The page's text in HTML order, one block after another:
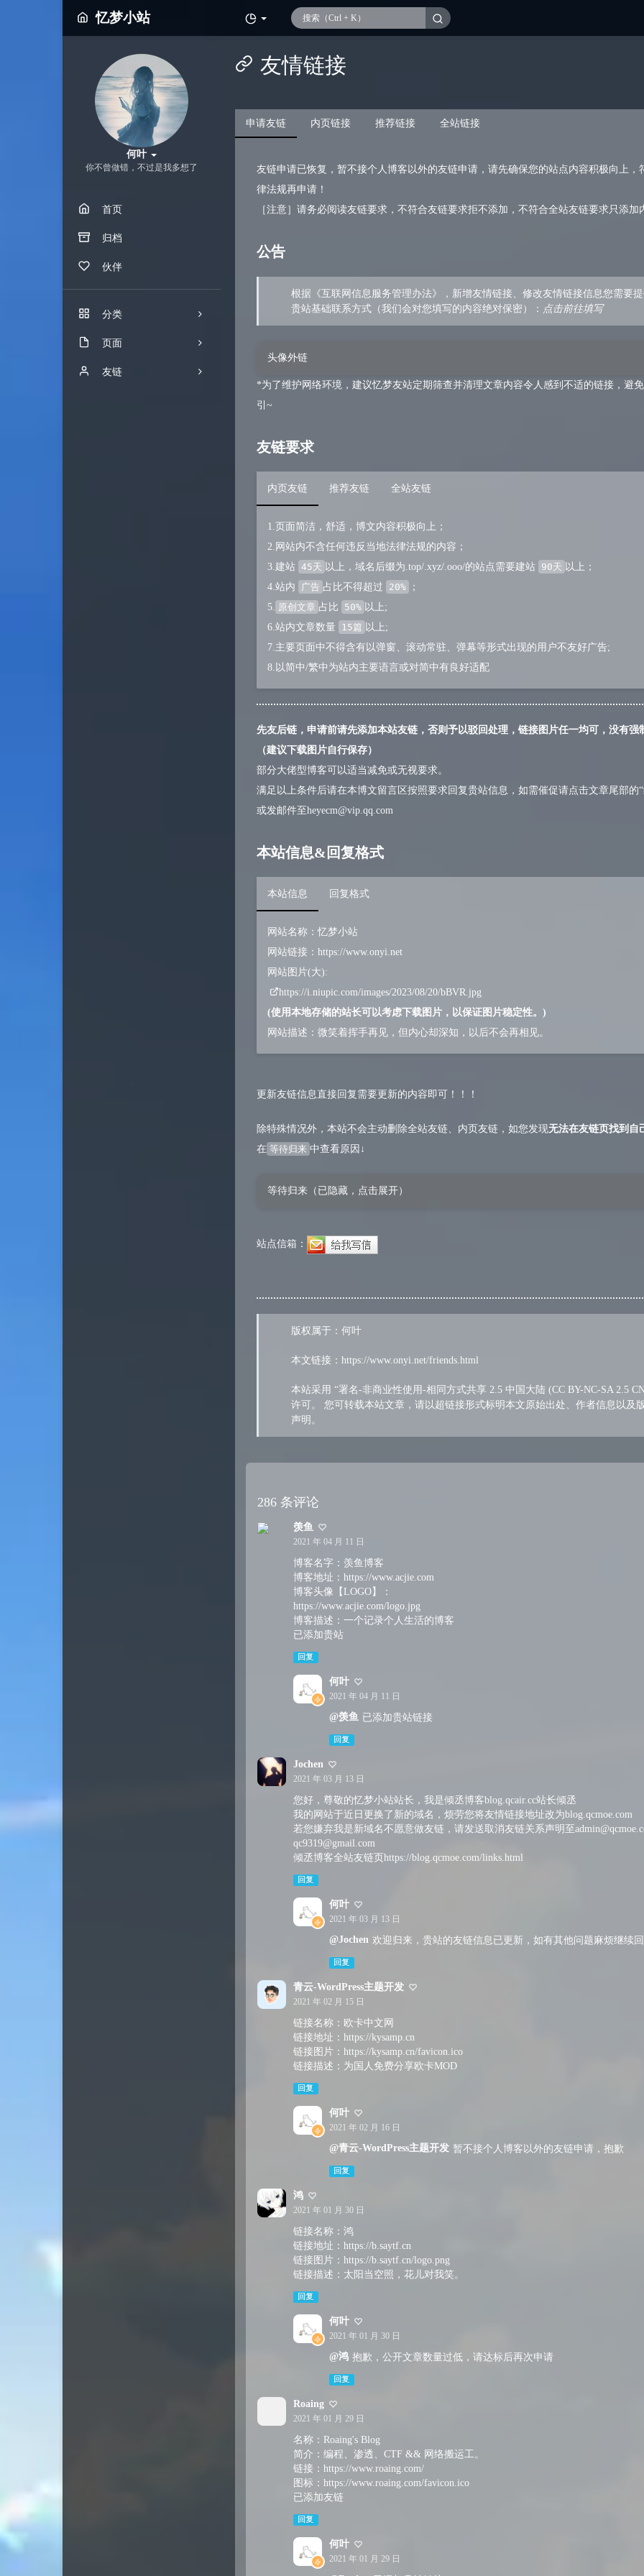
忆梦小站
何叶
你不曾做错，不过是我多想了
首页
归档
伙伴
分类
3
20
页面
时光机
友链
友情链接
申请友链 内页链接 推荐链接 全站链接
友链申请已恢复，暂不接个人博客以外的友链申请，请先确保您的站点内容积极向上，
律法规再申请！
［注意］请务必阅读友链要求，不符合友链要求拒不添加，不符合全站友链要求只添加
公告
根据《互联网信息服务管理办法》，新增友情链接、修改友情链接信息您需要
贵站基础联系方式（我们会对您填写的内容绝对保密）： 点击前往填写
头像外链
*为了维护网络环境，建议忆梦友站定期筛查并清理文章内容令人感到不适的链接，避
引~
友链要求
内页友链 推荐友链 全站友链
1.页面简洁，舒适，博文内容积极向上；
2.网站内不含任何违反当地法律法规的内容；
3.建站 45天 以上，域名后缀为.top/.xyz/.ooo/的站点需要建站 90天 以上；
4.站内
广告 占比不得超过 20%
；
5. 原创文章 占比 50% 以上;
6.站内文章数量 15篇 以上;
7.主要页面中不得含有以弹窗、滚动常驻、弹幕等形式出现的用户不友好广告;
8.以简中/繁中为站内主要语言或对简中有良好适配
先友后链，申请前请先添加本站友链，否则予以驳回处理，链接图片任一均可，没有强
（建议下载图片自行保存）
部分大佬型博客可以适当减免或无视要求。
满足以上条件后请在本博文留言区按照要求回复贵站信息，如需催促请点击文章尾部的
或发邮件至heyecm@vip.qq.com
本站信息&回复格式
本站信息 回复格式
网站名称：忆梦小站
网站链接： https://www.onyi.net
网站图片(大):
https://i.niupic.com/images/2023/08/20/bBVR.jpg
(使用本地存储的站长可以考虑下载图片，以保证图片稳定性。)
网站描述：微笑着挥手再见，但内心却深知，以后不会再相见。
更新友链信息直接回复需要更新的内容即可！！！
除特殊情况外，本站不会主动删除全站友链、内页友链，如您发现无法在友链页找到自
在 等待归来 中查看原因↓
等待归来（已隐藏，点击展开）
站点信箱：
版权属于：何叶
本文链接： https://www.onyi.net/friends.html
本站采用 “署名-非商业性使用-相同方式共享 2.5 中国大陆 (CC BY-NC-SA 2.5
许可。 您可转载本站文章，请以超链接形式标明本文原始出处、作者信息以及
声明。
286 条评论
羡鱼
2021 年 04 月 11 日
博客名字：羡鱼博客
博客地址：https://www.acjie.com
博客头像【LOGO】：
https://www.acjie.com/logo.jpg
博客描述：一个记录个人生活的博客
已添加贵站
回复
何叶
2021 年 04 月 11 日
@羡鱼 已添加贵站链接
回复
Jochen
2021 年 03 月 13 日
您好，尊敬的忆梦小站站长，我是倾丞博客blog.qcair.cc站长倾丞
我的网站于近日更换了新的域名，烦劳您将友情链接地址改为blog.qcmoe.com
若您嫌弃我是新域名不愿意做友链，请发送取消友链关系声明至
qc9319@gmail.com
倾丞博客全站友链页https://blog.qcmoe.com/links.html
回复
何叶
2021 年 03 月 13 日
@Jochen 欢迎归来，贵站的友链信息已更新，如有其他问题麻烦继续
回复
青云-WordPress主题开发
2021 年 02 月 15 日
链接名称：欧卡中文网
链接地址：https://kysamp.cn
链接图片：https://kysamp.cn/favicon.ico
链接描述：为国人免费分享欧卡MOD
回复
何叶
2021 年 02 月 16 日
@青云-WordPress主题开发 暂不接个人博客以外的友链申请，抱歉
回复
鸿
2021 年 01 月 30 日
链接名称：鸿
链接地址：https://b.saytf.cn
链接图片：https://b.saytf.cn/logo.png
链接描述：太阳当空照，花儿对我笑。
回复
何叶
2021 年 01 月 30 日
@鸿 抱歉，公开文章数量过低，请达标后再次申请
回复
Roaing
2021 年 01 月 29 日
名称：Roaing's Blog
简介：编程、渗透、CTF && 网络搬运工。
链接：https://www.roaing.com/
图标：https://www.roaing.com/favicon.ico
已添加友链
回复
何叶
2021 年 01 月 29 日